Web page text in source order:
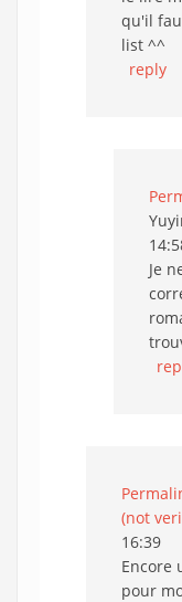
qu'il
list ^^
reply
Je
(not
16:39
Encore
pour